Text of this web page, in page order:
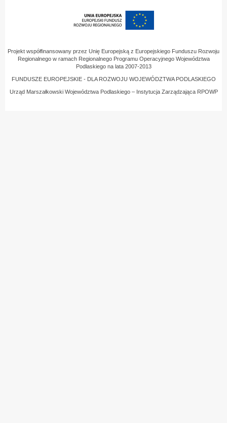
Projekt współfinansowany przez Unię Europejską z Europejskiego Funduszu Rozwoju
Regionalnego w ramach Regionalnego Programu Operacyjnego Województwa
Podlaskiego na lata 2007-2013
FUNDUSZE EUROPEJSKIE - DLA ROZWOJU WOJEWÓDZTWA PODLASKIEGO
Urząd Marszałkowski Województwa Podlaskiego – Instytucja Zarządzająca RPOWP